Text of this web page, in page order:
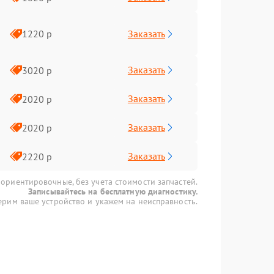
1220 р Заказать
3020 р Заказать
2020 р Заказать
2020 р Заказать
2220 р Заказать
без учета стоимости запчастей.
Записывайтесь на бесплатную диагностику.
ваше устройство и укажем на неисправность.